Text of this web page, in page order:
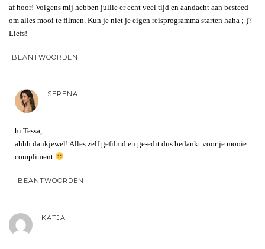
af hoor! Volgens mij hebben jullie er echt veel tijd en aandacht aan besteed
om alles mooi te filmen. Kun je niet je eigen reisprogramma starten haha ;-)?
Liefs!
BEANTWOORDEN
SERENA
hi Tessa,
ahhh dankjewel! Alles zelf gefilmd en ge-edit dus bedankt voor je mooie
compliment
BEANTWOORDEN
KATJA